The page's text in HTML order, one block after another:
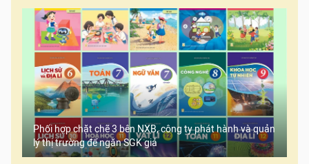
Phối hợp chặt chẽ 3 bên NXB, công ty phát hành và quản
lý thị trường để ngăn SGK giả